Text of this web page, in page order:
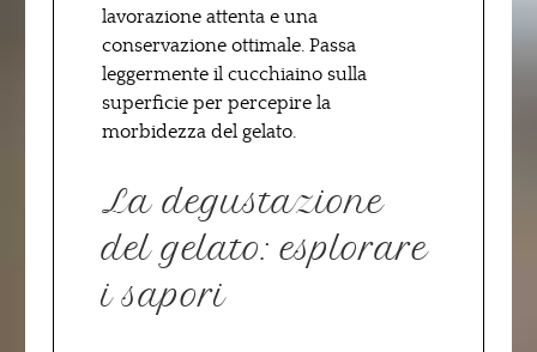
lavorazione attenta e una
conservazione ottimale. Passa
leggermente il cucchiaino sulla
superficie per percepire la
morbidezza del gelato.
La degustazione
del gelato: esplorare
i sapori